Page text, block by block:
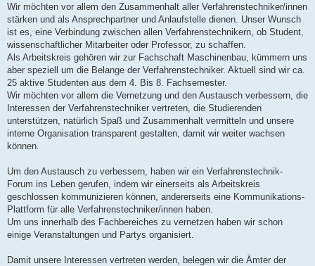
Wir möchten vor allem den Zusammenhalt aller Verfahrenstechniker/innen
stärken und als Ansprechpartner und Anlaufstelle dienen. Unser Wunsch
ist es, eine Verbindung zwischen allen Verfahrenstechnikern, ob Student,
wissenschaftlicher Mitarbeiter oder Professor, zu schaffen.
Als Arbeitskreis gehören wir zur Fachschaft Maschinenbau, kümmern uns
aber speziell um die Belange der Verfahrenstechniker. Aktuell sind wir ca.
25 aktive Studenten aus dem 4. Bis 8. Fachsemester.
Wir möchten vor allem die Vernetzung und den Austausch verbessern, die
Interessen der Verfahrenstechniker vertreten, die Studierenden
unterstützen, natürlich Spaß und Zusammenhalt vermitteln und unsere
interne Organisation transparent gestalten, damit wir weiter wachsen
können.
Um den Austausch zu verbessern, haben wir ein Verfahrenstechnik-
Forum ins Leben gerufen, indem wir einerseits als Arbeitskreis
geschlossen kommunizieren können, andererseits eine Kommunikations-
Plattform für alle Verfahrenstechniker/innen haben.
Um uns innerhalb des Fachbereiches zu vernetzen haben wir schon
einige Veranstaltungen und Partys organisiert.
Damit unsere Interessen vertreten werden, belegen wir die Ämter der